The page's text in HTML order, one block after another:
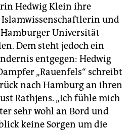
Hedwig Klein ihre
Islamwissenschaftlerin und
Universität
Dem steht jedoch ein
entgegen: Hedwig
„Rauen­fels“ schreibt
nach Hamburg an ihren
Rathjens. „Ich fühle mich
sehr wohl an Bord und
keine Sorgen um die